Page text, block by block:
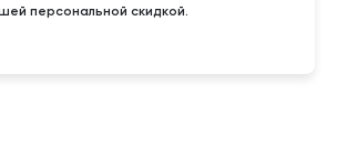
персональной скидкой.